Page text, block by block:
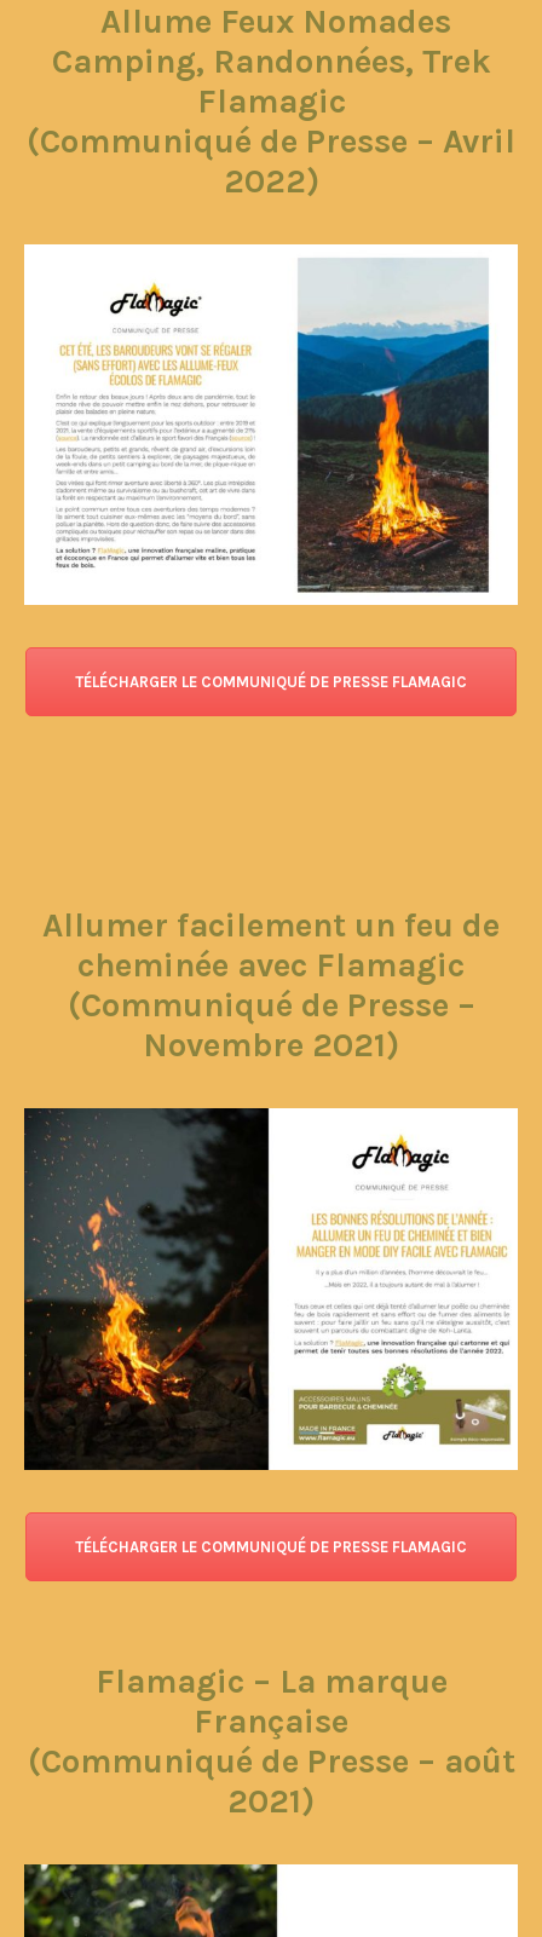
Allume Feux Nomades
Camping, Randonnées, Trek
Flamagic
(Communiqué de Presse – Avril
2022)
TÉLÉCHARGER LE COMMUNIQUÉ DE PRESSE FLAMAGIC
Allumer facilement un feu de
cheminée avec Flamagic
(Communiqué de Presse –
Novembre 2021)
TÉLÉCHARGER LE COMMUNIQUÉ DE PRESSE FLAMAGIC
Flamagic – La marque
Française
(Communiqué de Presse – août
2021)